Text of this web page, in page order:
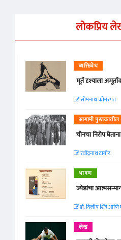
लोकप्रिय
व्यक्तिवेध
मूर्त दृश्याला
सोमनाथ कोमरपंत
आगामी
चीनचा निरोप
रवींद्रनाथ टागोर.
भाषण
ज्येष्ठांचा
डॉ. दिलीप शिंदे आणि
लेख